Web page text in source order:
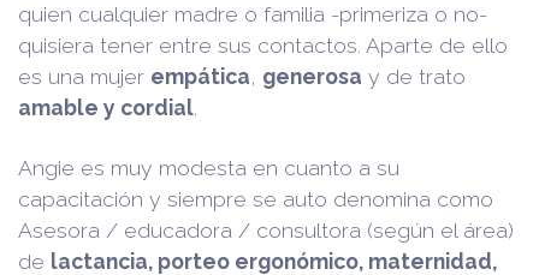
quien cualquier madre o familia -primeriza o no-
quisiera tener entre sus contactos. Aparte de ello
es una mujer empática generosa y de trato
amable y cordial
Angie es muy modesta en cuanto a su
capacitación y siempre se auto denomina como
Asesora / educadora / consultora (según el área)
de lactancia, porteo ergonómico, maternidad,